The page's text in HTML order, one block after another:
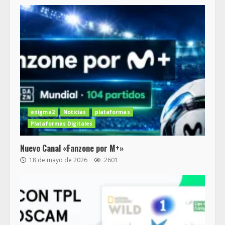
enigma2 Noticias
plataformas
Plataformas Digitales
Nuevo Canal «Fanzone por M+»
18 de mayo de 2026 2601